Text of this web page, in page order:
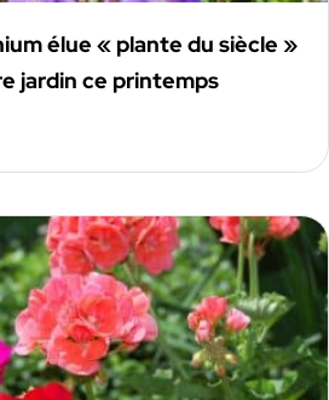
élue « plante du siècle »
jardin ce printemps